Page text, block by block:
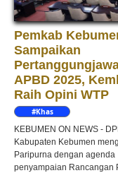
Pemkab
Sampaikan
APBD 2025,
Raih Opini WTP
#Khas
KEBUMEN ON NEWS -
Kabupaten Kebumen
Paripurna dengan agenda
penyampaian Rancangan